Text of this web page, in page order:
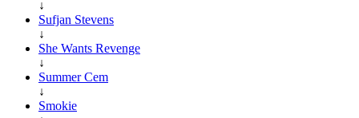
↓
Sufjan Stevens
↓
She Wants Revenge
↓
Summer Cem
↓
Smokie